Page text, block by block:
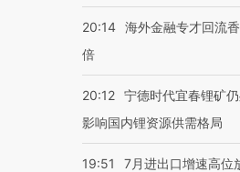
20:14 海外金融专才回流
倍
20:12 宁德时代宜春锂矿
影响国内锂资源供需格局
19:51
7月进出口增速高位